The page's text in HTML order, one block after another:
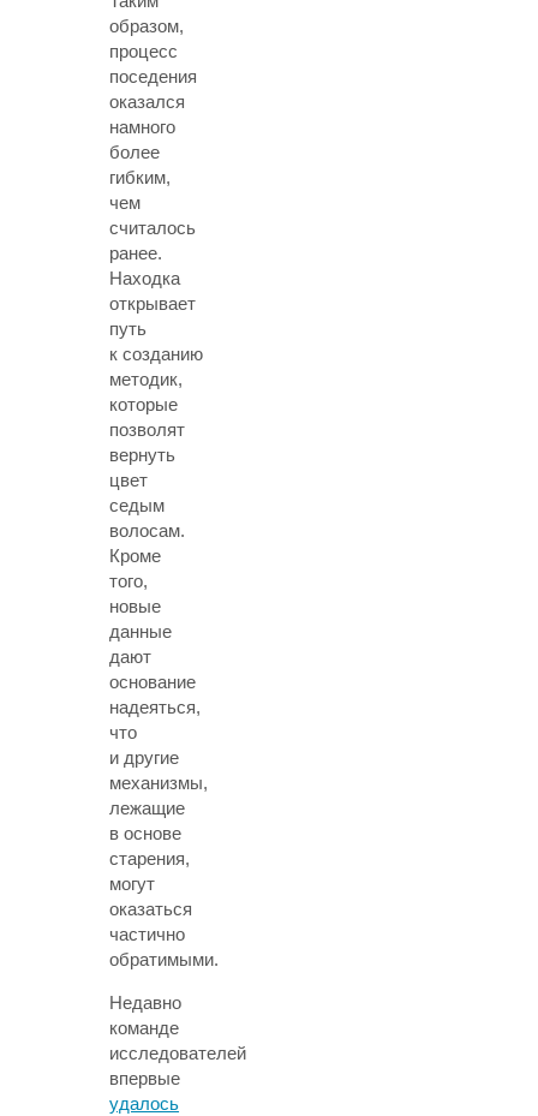
образом,
процесс
поседения
оказался
намного
более
гибким,
чем
считалось
ранее.
Находка
открывает
путь
к созданию
методик,
которые
позволят
вернуть
цвет
седым
волосам.
Кроме
того,
новые
данные
дают
основание
надеяться,
что
и другие
механизмы,
лежащие
в основе
старения,
могут
оказаться
частично
обратимыми.
Недавно
команде
исследователей
впервые
удалось